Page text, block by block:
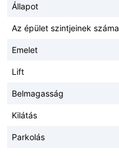
Állapot
Az épület szintjeinek száma
Emelet
Lift
Belmagasság
Kilátás
Parkolás